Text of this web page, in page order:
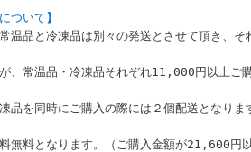
ついて】
温品と冷凍品は別々の発送とさせて頂き、そ
、常温品・冷凍品それぞれ11,000円以上ご
品を同時にご購入の際には２個配送となりま
無料となります。（ご購入金額が21,600円